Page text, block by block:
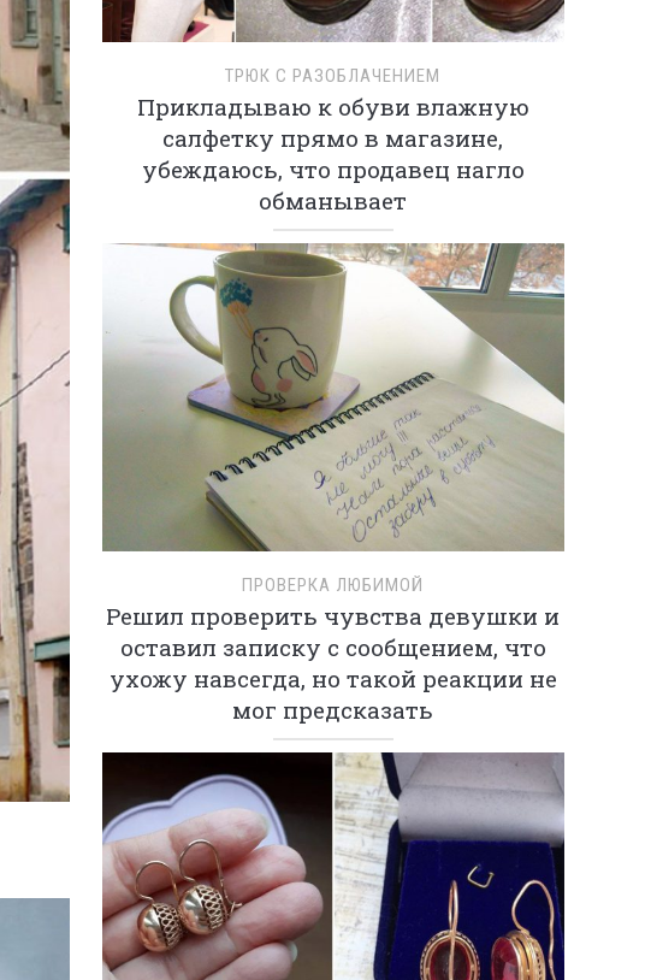
ТРЮК С РАЗОБЛАЧЕНИЕМ
Прикладываю к обуви влажную
салфетку прямо в магазине,
убеждаюсь, что продавец нагло
обманывает
ПРОВЕРКА ЛЮБИМОЙ
Решил проверить чувства девушки и
оставил записку с сообщением, что
ухожу навсегда, но такой реакции не
мог предсказать